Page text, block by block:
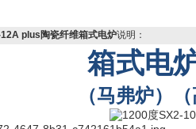
plus陶瓷纤维箱式电炉说明：
箱式电
（马弗炉）